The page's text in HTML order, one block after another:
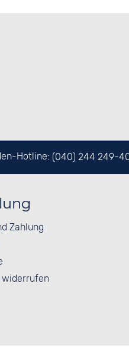
Hotline: (040) 244 249-
Zahlung
widerrufen